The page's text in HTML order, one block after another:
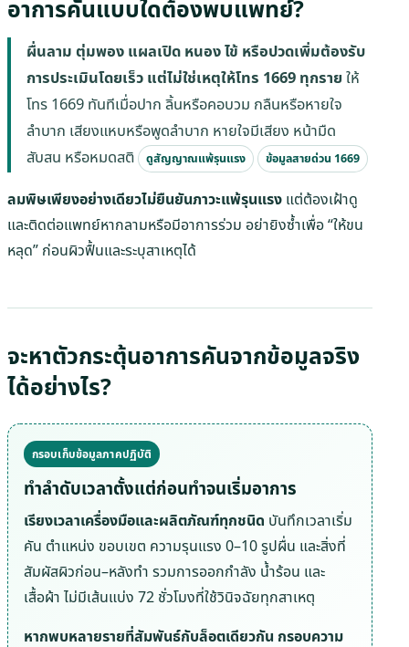
อาการคันแบบใดต้องพบแพทย์?
ผื่นลาม ตุ่มพอง แผลเปิด หนอง ไข้ หรือปวดเพิ่มต้องรับ
การประเมินโดยเร็ว แต่ไม่ใช่เหตุให้โทร 1669 ทุกราย ให้
โทร 1669 ทันทีเมื่อปาก ลิ้นหรือคอบวม กลืนหรือหายใจ
ลำบาก เสียงแหบหรือพูดลำบาก หายใจมีเสียง หน้ามืด
สับสน หรือหมดสติ
ดูสัญญาณแพ้รุนแรง ข้อมูลสายด่วน 1669
ลมพิษเพียงอย่างเดียวไม่ยืนยันภาวะแพ้รุนแรง แต่ต้องเฝ้าดู
และติดต่อแพทย์หากลามหรือมีอาการร่วม อย่ายิงซ้ำเพื่อ “ให้ขน
หลุด” ก่อนผิวฟื้นและระบุสาเหตุได้
จะหาตัวกระตุ้นอาการคันจากข้อมูลจริง
ได้อย่างไร?
กรอบเก็บข้อมูลภาคปฏิบัติ
ทำลำดับเวลาตั้งแต่ก่อนทำจนเริ่มอาการ
เรียงเวลาเครื่องมือและผลิตภัณฑ์ทุกชนิด บันทึกเวลาเริ่ม
คัน ตำแหน่ง ขอบเขต ความรุนแรง 0–10 รูปผื่น และสิ่งที่
สัมผัสผิวก่อน–หลังทำ รวมการออกกำลัง น้ำร้อน และ
เสื้อผ้า ไม่มีเส้นแบ่ง 72 ชั่วโมงที่ใช้วินิจฉัยทุกสาเหตุ
หากพบหลายรายที่สัมพันธ์กับล็อตเดียวกัน กรอบความ